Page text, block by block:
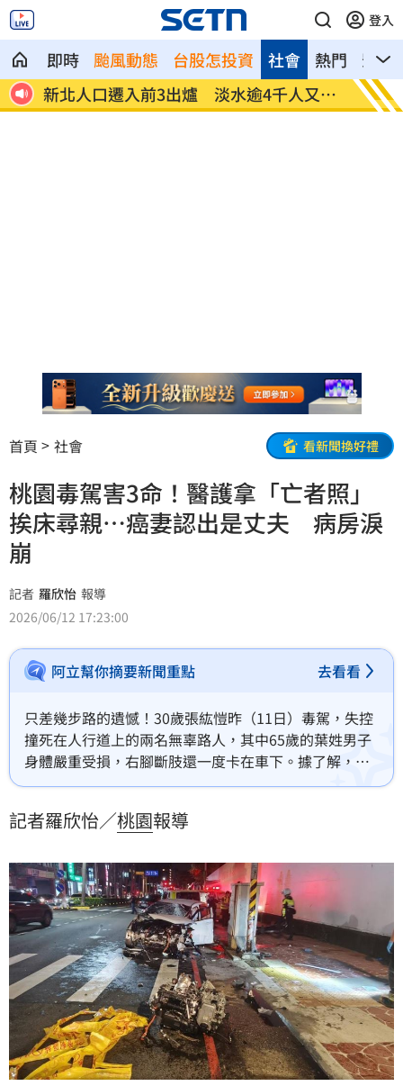
登入
即時 颱風動態 台股怎投資 熱門 影音
社會
奪
父親出軌自己閨密！鐵肺歌后辛酸人生曝
光
里長
首頁 社會 看新聞換好禮
桃園毒駕害3命！醫護拿「亡者照」
挨床尋親…癌妻認出是丈夫 病房淚
崩
記者 羅欣怡 報導
2026/06/12 17:23:00
阿立幫你摘要新聞重點 去看看
只差幾步路的遺憾！30歲張紘愷昨（11日）毒駕，失控
撞死在人行道上的兩名無辜路人，其中65歲的葉姓男子
身體嚴重受損，右腳斷肢還一度卡在車下。據了解，葉
男當時剛探視完癌妻離開醫院，沒想到在醫院外遭遇死
詢問，最後葉妻認出影中人，確認是自己丈夫，崩潰大
記者羅欣怡／桃園報導